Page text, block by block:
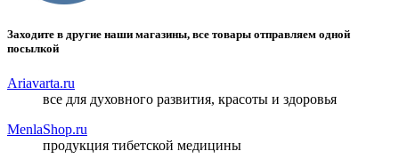
Заходите в другие наши магазины, все товары отправляем одной
посылкой
Ariavarta.ru
все для духовного развития, красоты и здоровья
MenlaShop.ru
продукция тибетской медицины